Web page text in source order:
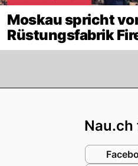
Moskau spricht
Rüstungsfabrik
Nau.ch